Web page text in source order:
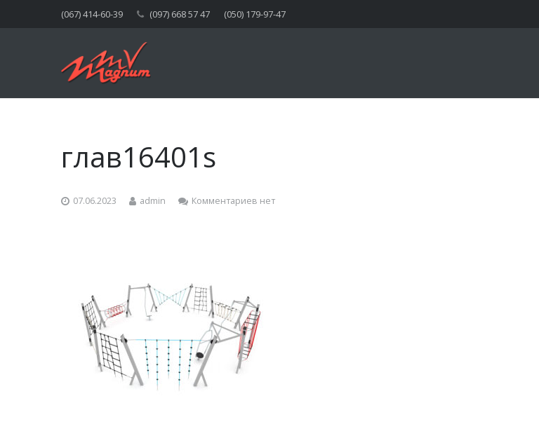
(067) 414-60-39 (097) 668 57 47 (050) 179-97-47
глав16401s
07.06.2023 admin Комментариев нет